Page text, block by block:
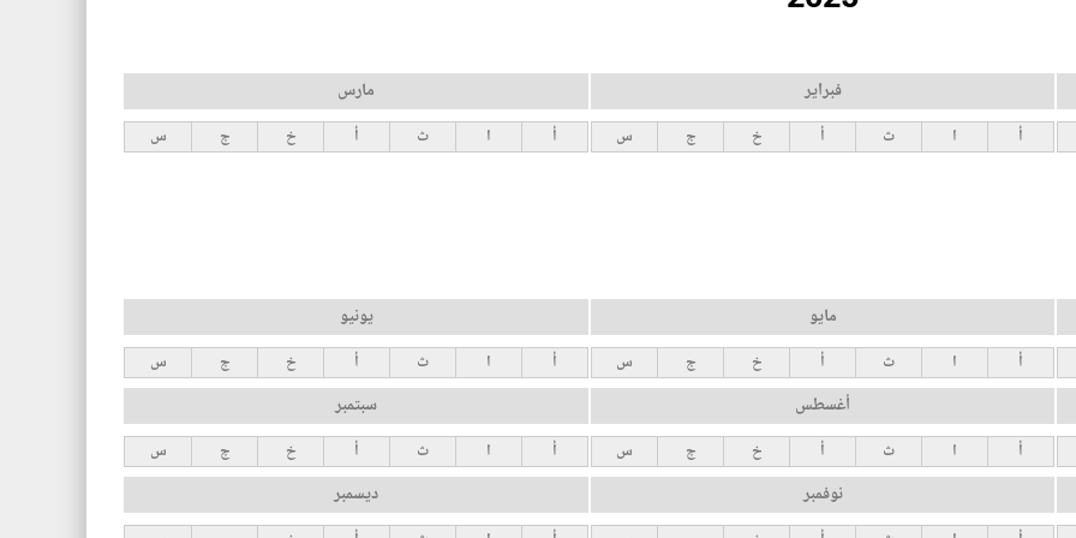
فبراير
أ ا ث أ خ ج س
مارس
أ ا ث أ خ ج س
مايو
أ ا ث أ خ ج س
يونيو
أ ا ث أ خ ج س
أغسطس
أ ا ث أ خ ج س
سبتمبر
أ ا ث أ خ ج س
نوفمبر ديسمبر